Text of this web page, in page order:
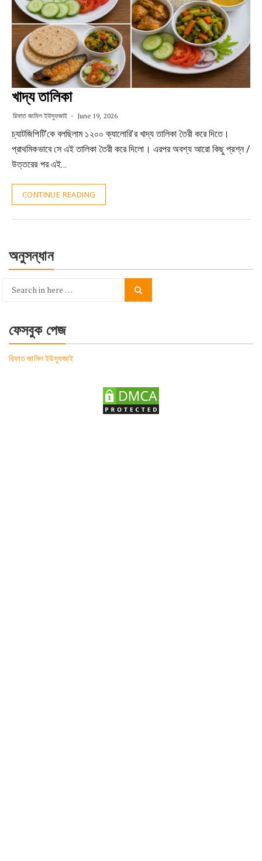
খাদ্য তালিকা
রিফাত জামিল ইউসুফজাই June 19, 2026
চ্যাটজিপিটি’কে বলছিলাম ১২০০ ক্যালোরি’র খাদ্য তালিকা তৈরী করে দিতে।
প্রাথমিকভাবে সে এই তালিকা তৈরী করে দিলো। এরপর অবশ্য আরো কিছু প্রশ্ন /
উত্তরের পর এই…
CONTINUE READING
অনুসন্ধান
Search
ফেসবুক পেজ
রিফাত জামিল ইউসুফজাই